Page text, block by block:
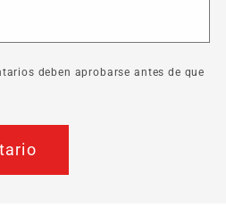
deben aprobarse antes de que